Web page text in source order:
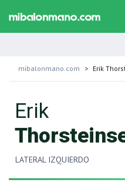
mibalonmano.com Erik
Erik
LATERAL IZQUIERDO